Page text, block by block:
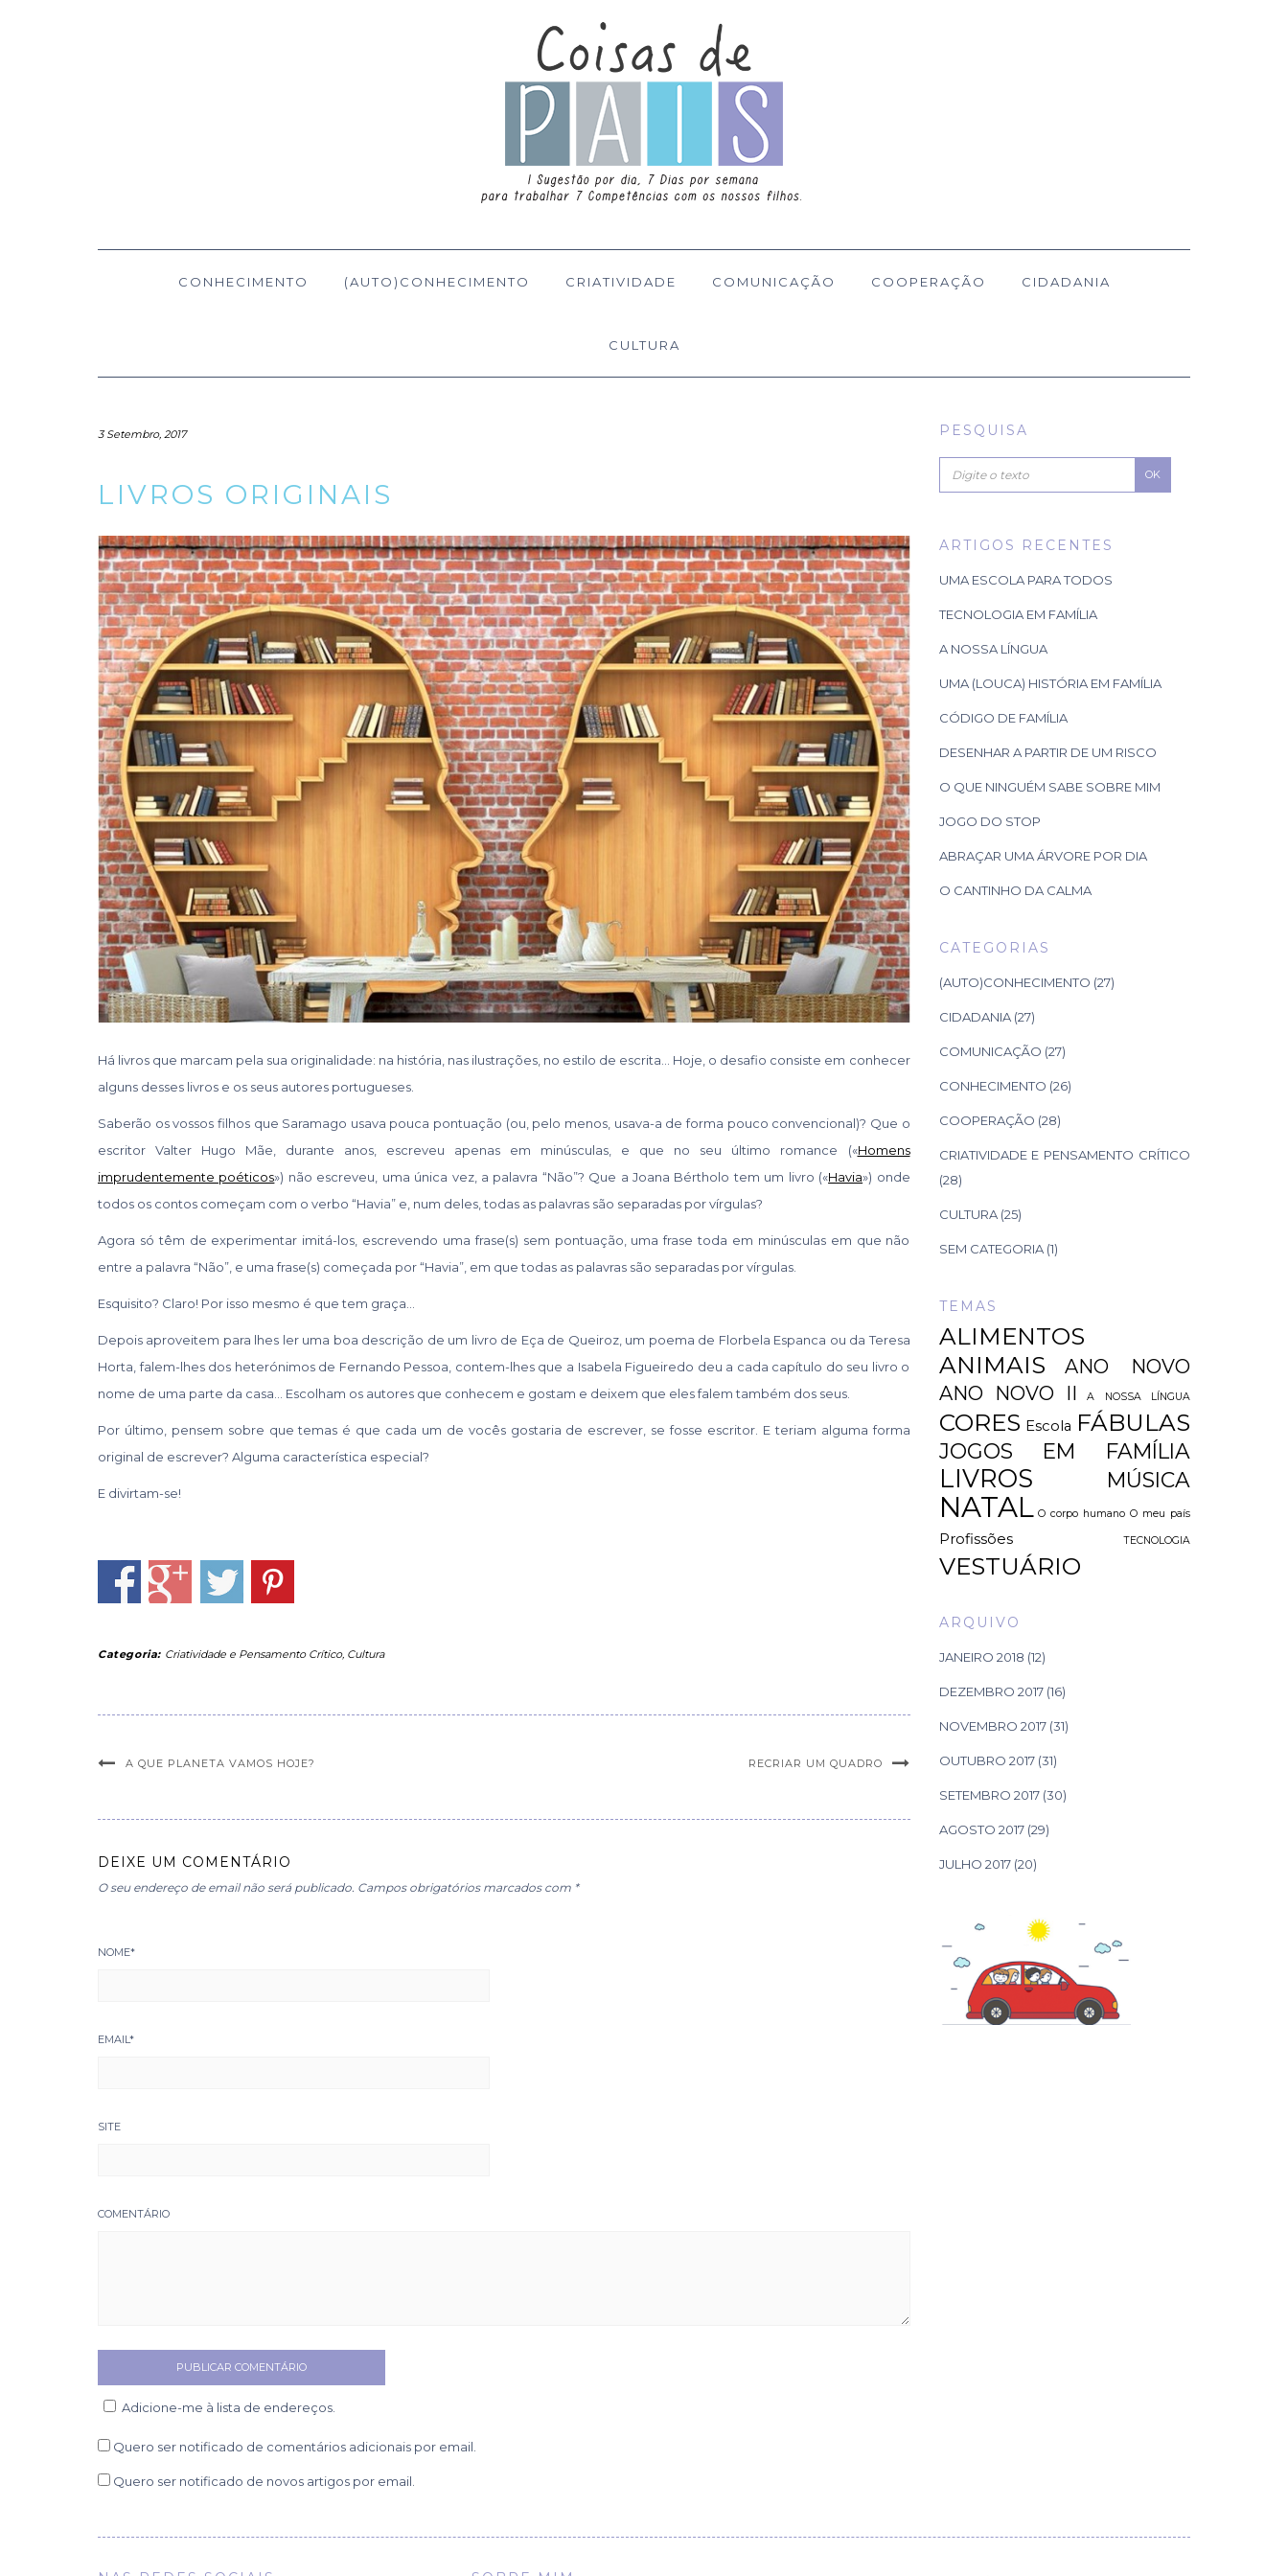
CONHECIMENTO (AUTO)CONHECIMENTO CRIATIVIDADE COMUNICAÇÃO COOPERAÇÃO CIDADANIA
CULTURA
3 Setembro, 2017
LIVROS ORIGINAIS
Há livros que marcam pela sua originalidade: na história, nas ilustrações, no estilo de escrita… Hoje, o desafio consiste em conhecer
alguns desses livros e os seus autores portugueses.
Saberão os vossos filhos que Saramago usava pouca pontuação (ou, pelo menos, usava-a de forma pouco convencional)? Que o
escritor Valter Hugo Mãe, durante anos, escreveu apenas em minúsculas, e que no seu último romance («Homens
imprudentemente poéticos») não escreveu, uma única vez, a palavra “Não”? Que a Joana Bértholo tem um livro («Havia») onde
todos os contos começam com o verbo “Havia” e, num deles, todas as palavras são separadas por vírgulas?
Agora só têm de experimentar imitá-los, escrevendo uma frase(s) sem pontuação, uma frase toda em minúsculas em que não
entre a palavra “Não”, e uma frase(s) começada por “Havia”, em que todas as palavras são separadas por vírgulas.
Esquisito? Claro! Por isso mesmo é que tem graça…
Depois aproveitem para lhes ler uma boa descrição de um livro de Eça de Queiroz, um poema de Florbela Espanca ou da Teresa
Horta, falem-lhes dos heterónimos de Fernando Pessoa, contem-lhes que a Isabela Figueiredo deu a cada capítulo do seu livro o
nome de uma parte da casa… Escolham os autores que conhecem e gostam e deixem que eles falem também dos seus.
Por último, pensem sobre que temas é que cada um de vocês gostaria de escrever, se fosse escritor. E teriam alguma forma
original de escrever? Alguma característica especial?
E divirtam-se!
Categoria: Criatividade e Pensamento Crítico, Cultura
A QUE PLANETA VAMOS HOJE? RECRIAR UM QUADRO
DEIXE UM COMENTÁRIO
O seu endereço de email não será publicado. Campos obrigatórios marcados com *
NOME*
EMAIL *
SITE
COMENTÁRIO
Adicione-me à lista de endereços.
Quero ser notificado de comentários adicionais por email.
Quero ser notificado de novos artigos por email.
PESQUISA
OK
ARTIGOS RECENTES
UMA ESCOLA PARA TODOS
TECNOLOGIA EM FAMÍLIA
A NOSSA LÍNGUA
UMA (LOUCA) HISTÓRIA EM FAMÍLIA
CÓDIGO DE FAMÍLIA
DESENHAR A PARTIR DE UM RISCO
O QUE NINGUÉM SABE SOBRE MIM
JOGO DO STOP
ABRAÇAR UMA ÁRVORE POR DIA
O CANTINHO DA CALMA
CATEGORIAS
(AUTO)CONHECIMENTO (27)
CIDADANIA(27)
COMUNICAÇÃO (27)
CONHECIMENTO (26)
COOPERAÇÃO (28)
CRIATIVIDADE E PENSAMENTO CRÍTICO
(28)
CULTURA(25)
SEM CATEGORIA(1)
TEMAS
ALIMENTOS
ANIMAIS
ANO NOVO
ANO NOVO II
A NOSSA LÍNGUA
CORES Escola FÁBULAS
JOGOS EM FAMÍLIA
LIVROS MÚSICA
NATAL O corpo humano O meu país
Profissões TECNOLOGIA
VESTUÁRIO
ARQUIVO
JANEIRO 2018 (12)
DEZEMBRO 2017(16)
NOVEMBRO 2017(31)
OUTUBRO 2017(31)
SETEMBRO 2017(30)
AGOSTO 2017(29)
JULHO 2017(20)